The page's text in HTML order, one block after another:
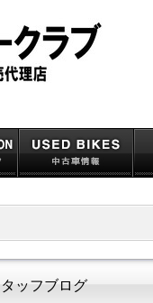
ッフブログ